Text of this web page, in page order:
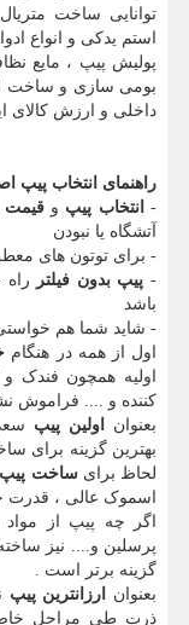
توانایی ساخت
استم یدکی و انواع
پولیش پیپ ، مایع
بومی سازی و ساخت
داخلی و ارزش کالای
راهنمای انتخاب پیپ
- انتخاب پیپ وقیمت
آتشگاه یا نبودن
- برای توتون های
- پیپ بدون فیلتر
باشد
- شاید شما هم
اول از همه در هنگام
اولیه همچون فندک و
کننده و .... فراموش
بعنوان
اولین پیپ
بهترین گزینه برای
لحاظ برایساخت پیپ
اسموک عالی ، قدرت
اگر چه پیپ از
پرسلین و.... نیز
گزینه برتر است .
بعنوان
ارزانترین پیپ
ذرت طی مراحل